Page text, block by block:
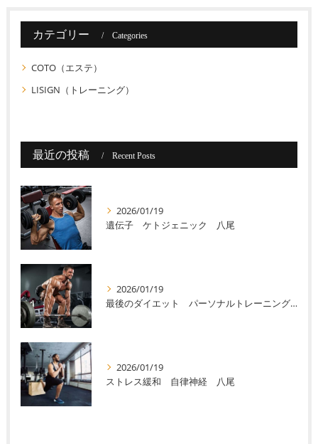
カテゴリー Categories
COTO（エステ）
LISIGN（トレーニング）
最近の投稿 Recent Posts
2026/01/19
遺伝子 ケトジェニック 八尾
2026/01/19
最後のダイエット パーソナルトレーニング 八尾
2026/01/19
ストレス緩和 自律神経 八尾